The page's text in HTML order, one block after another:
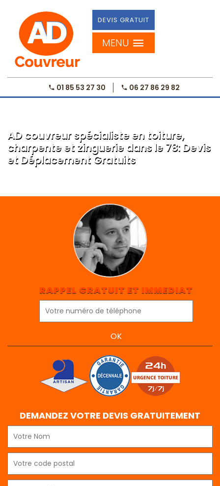
DEVIS GRATUIT
MENU
01 85 53 27 30 06 27 86 29 82
AD couvreur spécialiste en toiture,
charpente et zinguerie dans le 78: Devis
et Déplacement Gratuits
RAPPEL GRATUIT ET IMMEDIAT
DEMANDEZ VOTRE DEVIS GRATUITEMENT